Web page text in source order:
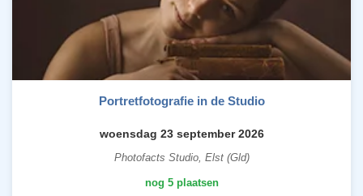
Portretfotografie in de Studio
woensdag 23 september 2026
Photofacts Studio, Elst (Gld)
nog 5 plaatsen